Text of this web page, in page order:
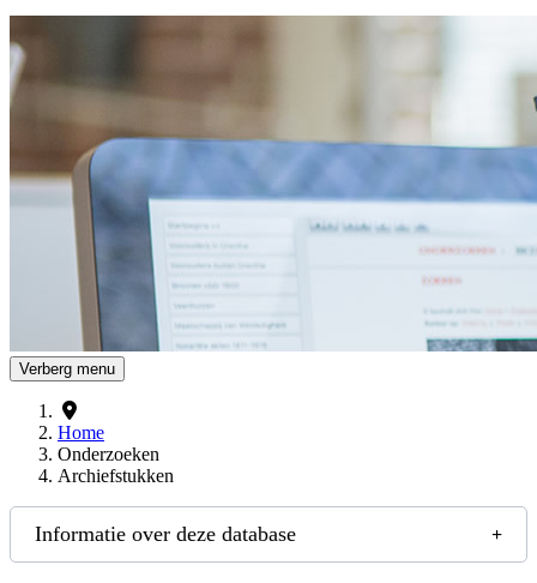
Drents Archief
Verberg menu
Home
Onderzoeken
Archiefstukken
Informatie over deze database